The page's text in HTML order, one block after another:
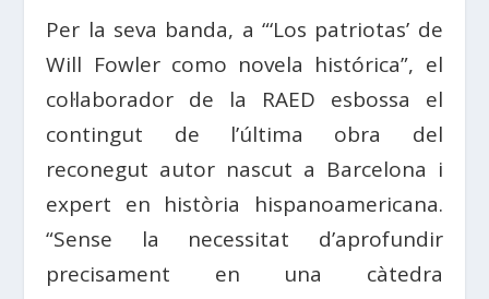
Per la seva banda, a “‘Los patriotas’ de
Will Fowler como novela histórica”, el
col·laborador de la RAED esbossa el
contingut de l’última obra del
reconegut autor nascut a Barcelona i
expert en història hispanoamericana.
“Sense la necessitat d’aprofundir
precisament en una càtedra